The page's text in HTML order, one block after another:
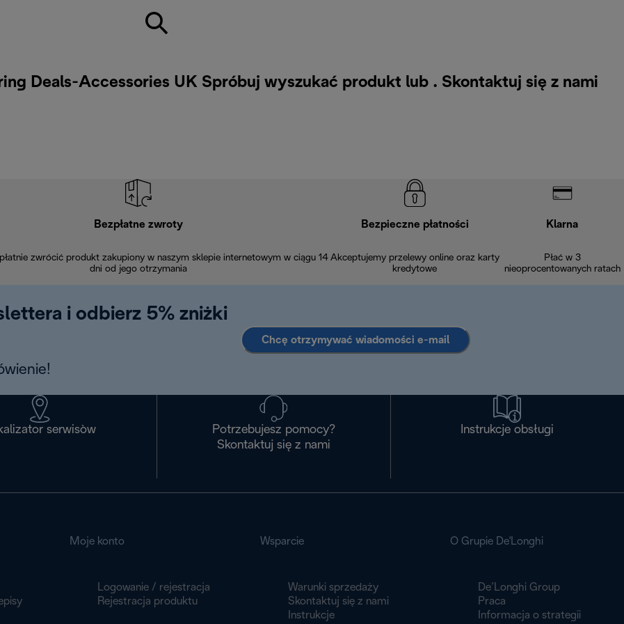
Deals-Accessories UK Spróbuj wyszukać produkt lub . Skontaktuj się z nami
Bezpłatne zwroty
zwrócić produkt zakupiony w naszym sklepie internetowym w ciągu 14
dni od jego otrzymania
Bezpieczne płatności
Akceptujemy przelewy online oraz karty
kredytowe
Klarna
Płać w 3
nieoprocentowanych ratach
i odbierz 5% zniżki
Chcę otrzymywać wiadomości e-mail
serwisòw
Potrzebujesz pomocy?
Skontaktuj się z nami
Instrukcje obsługi
Moje konto
Logowanie / rejestracja
Rejestracja produktu
Wsparcie
Warunki sprzedaży
Skontaktuj się z nami
Instrukcje
O Grupie De'Longhi
De’Longhi Group
Praca
Informacja o strategii